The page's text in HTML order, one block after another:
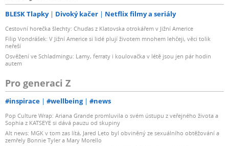
BLESK Tlapky Divoký kačer Netflix filmy a seriály
Cestovní horečka šlechty: Chuďas z Klatovska otrokářem v Jižní Americe
Filip Vondrášek: V Jižní Americe si lidé plují životem mnohem lehčeji, věci tolik
neřeší
Osvěžení ve Schladmingu: Lamy, ferraty i koulovačka v létě jsou jen pár hodin
autem
Pro generaci Z
#inspirace #wellbeing #news
Pop Culture Wrap: Ariana Grande promluvila o svém ústupu z veřejného života a
Sophia z KATSEYE si dává pauzu od skupiny
Alt news: MGK v tom zas lítá, Jared Leto byl obviněný ze sexuálního obtěžování a
zemřely Bonnie Tyler a Mary Morello